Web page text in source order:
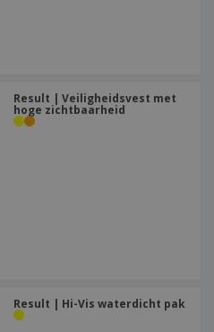
Result | Veiligheidsvest met
hoge zichtbaarheid
Result | Hi-Vis waterdicht pak